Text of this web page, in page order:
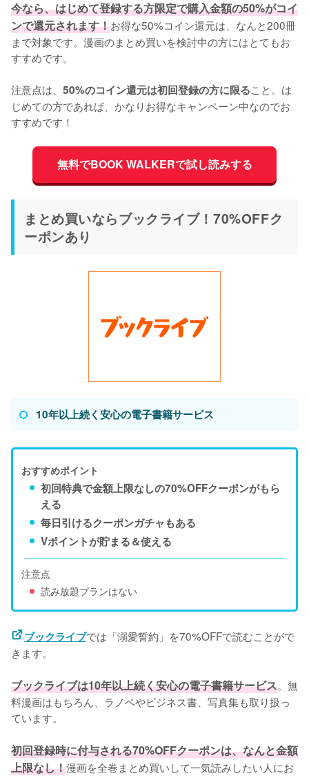
今なら、はじめて登録する方限定で購入金額の50%がコイ
ンで還元されます！お得な50%コイン還元は、なんと200冊
まで対象です。漫画のまとめ買いを検討中の方にはとてもお
すすめです。
注意点は、 50%のコイン還元は初回登録の方に限ること。は
じめての方であれば、かなりお得なキャンペーン中なのでお
すすめです！
無料でBOOK WALKERで試し読みする
まとめ買いならブックライブ！70%OFFク
ーポンあり
10年以上続く安心の電子書籍サービス
おすすめポイント
初回特典で金額上限なしの70%OFFクーポンがもら
える
毎日引けるクーポンガチャもある
Vポイントが貯まる＆使える
注意点
読み放題プランはない
ブックライブでは「溺愛誓約」を70%OFFで読むことがで
きます。
ブックライブは10年以上続く安心の電子書籍サービス。無
料漫画はもちろん、ラノベやビジネス書、写真集も取り扱っ
ています。
初回登録時に付与される70%OFFクーポンは、なんと金額
上限なし！漫画を全巻まとめ買いして一気読みしたい人にお